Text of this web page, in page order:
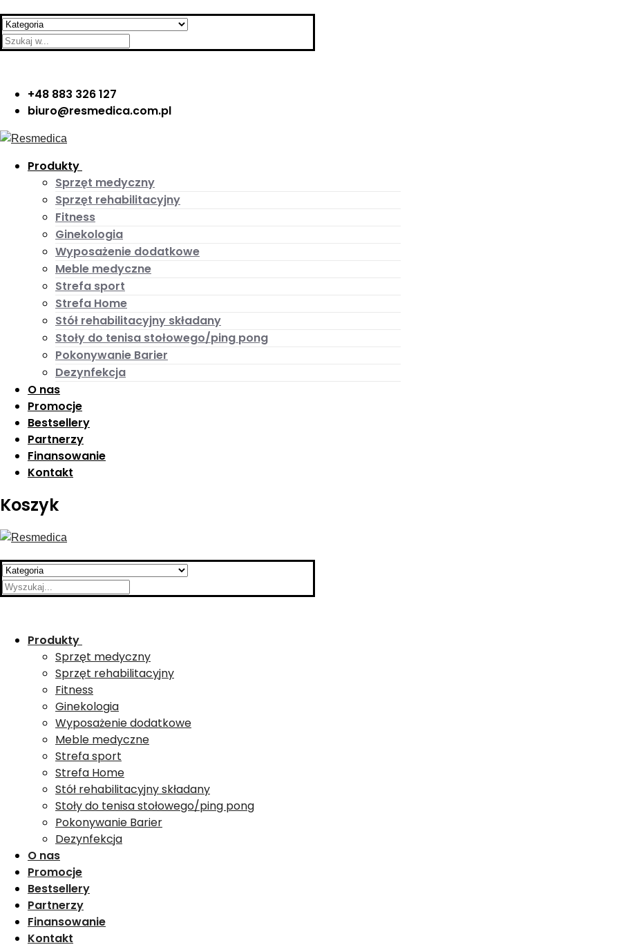
Skip
to
content
Menu
Close
Search
for:
+48 883 326 127
biuro@resmedica.com.pl
Produkty
Sprzęt medyczny
Sprzęt rehabilitacyjny
Fitness
Ginekologia
Wyposażenie dodatkowe
Meble medyczne
Strefa sport
Strefa Home
Stół rehabilitacyjny składany
Stoły do tenisa stołowego/ping pong
Pokonywanie Barier
Dezynfekcja
O nas
Promocje
Bestsellery
Partnerzy
Finansowanie
Kontakt
Koszyk
Search
for:
Produkty
Sprzęt medyczny
Sprzęt rehabilitacyjny
Fitness
Ginekologia
Wyposażenie dodatkowe
Meble medyczne
Strefa sport
Strefa Home
Stół rehabilitacyjny składany
Stoły do tenisa stołowego/ping pong
Pokonywanie Barier
Dezynfekcja
O nas
Promocje
Bestsellery
Partnerzy
Finansowanie
Kontakt